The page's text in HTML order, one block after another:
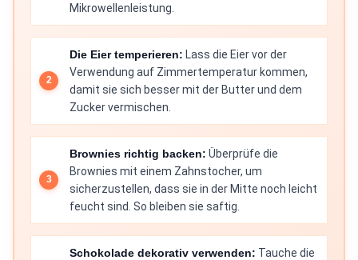
Mikrowellenleistung.
Die Eier temperieren: Lass die Eier vor der
Verwendung auf Zimmertemperatur kommen,
damit sie sich besser mit der Butter und dem
Zucker vermischen.
Brownies richtig backen: Überprüfe die
Brownies mit einem Zahnstocher, um
sicherzustellen, dass sie in der Mitte noch leicht
feucht sind. So bleiben sie saftig.
Schokolade dekorativ verwenden: Tauche die